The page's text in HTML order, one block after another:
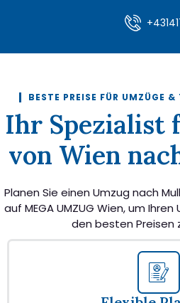
BESTE PREISE FÜR UMZÜGE
Ihr Spezialist
von Wien
Planen Sie einen Umzug nach
auf MEGA UMZUG Wien, um
den besten Preisen